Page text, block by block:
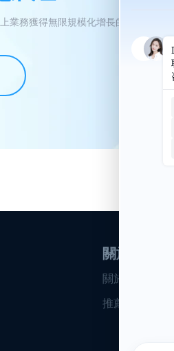
業務獲得無限規模化增長的機會
關於我們
關於我們
推薦計畫